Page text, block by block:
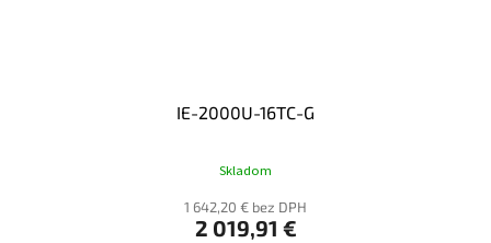
IE-2000U-16TC-G
Skladom
1 642,20 € bez DPH
2 019,91 €